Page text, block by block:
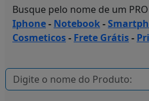
Busque pelo nome de um
Iphone- Notebook-
Cosmeticos- Frete Grátis-